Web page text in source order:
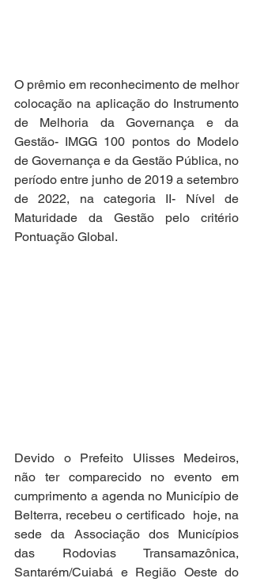
O prêmio em reconhecimento de melhor
colocação na aplicação do Instrumento
de Melhoria da Governança e da
Gestão- IMGG 100 pontos do Modelo
de Governança e da Gestão Pública, no
período entre junho de 2019 a setembro
de 2022, na categoria II- Nível de
Maturidade da Gestão pelo critério
Pontuação Global.
Devido o Prefeito Ulisses Medeiros,
não ter comparecido no evento em
cumprimento a agenda no Município de
Belterra, recebeu o certificado  hoje, na
sede da Associação dos Municípios
das Rodovias Transamazônica,
Santarém/Cuiabá e Região Oeste do